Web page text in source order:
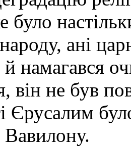
ані
намагався
він не був
Єрусалим
Вавилону.